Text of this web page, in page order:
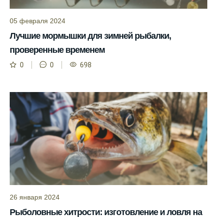
температуры воды, что делает его более
точным.
Сегодня у меня был успешный клев, и это
благодаря прогнозу.
помогает мне выбирать лучшие дни для
рыбалки в Москве и области.
Я скачал приложение и теперь всегда
знаю, когда клюет рыба.
Рыболовный клуб для любителей активной
ловли предоставляет точные прогнозы
клева.
Учитывайте фазы луны при планировании
05 февраля 2024
Лучшие мормышки для зимней рыбалки,
проверенные временем
0 0 698
26 января 2024
Рыболовные хитрости: изготовление и ловля на